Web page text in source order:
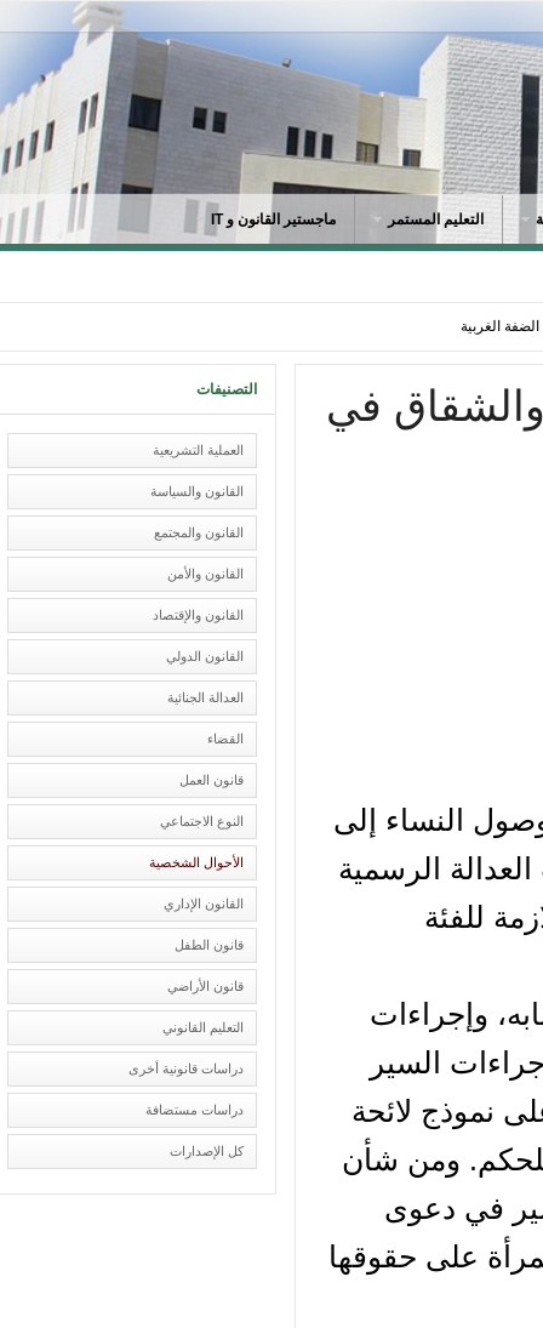
التعليم المستمر ماجستير القانون و IT
الغربية
في
النساء إلى
الرسمية
للفئة
وإجراءات
السير
نموذج لائحة
ومن شأن
في دعوى
على حقوقها
التصنيفات
العملية التشريعية
القانون والسياسة
القانون والمجتمع
القانون والأمن
القانون والإقتصاد
القانون الدولي
العدالة الجنائية
القضاء
قانون العمل
النوع الاجتماعي
الأحوال الشخصية
القانون الإداري
قانون الطفل
قانون الأراضي
التعليم القانوني
دراسات قانونية أخرى
دراسات مستضافة
كل الإصدارات